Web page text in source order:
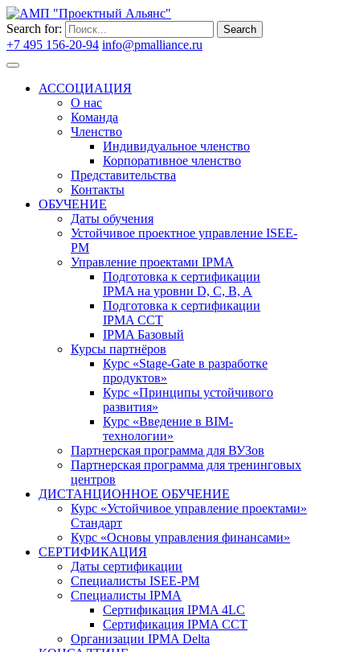
Search for: Search
+7 495 156-20-94 info@pmalliance.ru
АССОЦИАЦИЯ
О нас
Команда
Членство
Индивидуальное членство
Корпоративное членство
Представительства
Контакты
ОБУЧЕНИЕ
Даты обучения
Устойчивое проектное управление ISEE-
PM
Управление проектами IPMA
Подготовка к сертификации
IPMA на уровни D, C, B, A
Подготовка к сертификации
IPMA CCT
IPMA Базовый
Курсы партнёров
Курс «Stage-Gate в разработке
продуктов»
Курс «Принципы устойчивого
развития»
Курс «Введение в BIM-
технологии»
Партнерская программа для ВУЗов
Партнерская программа для тренинговых
центров
ДИСТАНЦИОННОЕ ОБУЧЕНИЕ
Курс «Устойчивое управление проектами»
Стандарт
Курс «Основы управления финансами»
СЕРТИФИКАЦИЯ
Даты сертификации
Специалисты ISEE-PM
Специалисты IPMA
Сертификация IPMA 4LC
Сертификация IPMA CCT
Организации IPMA Delta